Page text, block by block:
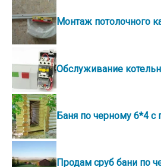
Монтаж потолочного
Обслуживание
Баня по черному 6*4 с
Продам сруб бани по